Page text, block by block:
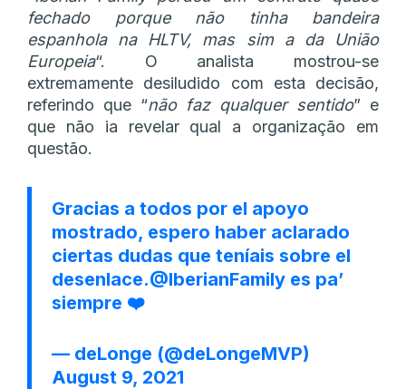
fechado porque não tinha bandeira
espanhola na HLTV, mas sim a da União
Europeia“. O analista mostrou-se
extremamente desiludido com esta decisão,
referindo que “não faz qualquer sentido” e
que não ia revelar qual a organização em
questão.
Gracias a todos por el apoyo
mostrado, espero haber aclarado
ciertas dudas que teníais sobre el
desenlace.@IberianFamily es pa’
siempre ❤️
— deLonge (@deLongeMVP)
August 9, 2021